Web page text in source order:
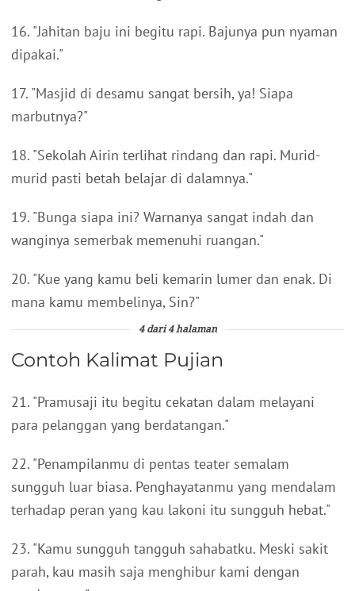
16. "Jahitan baju ini begitu rapi. Bajunya pun nyaman
dipakai."
17. "Masjid di desamu sangat bersih, ya! Siapa
marbutnya?"
18. "Sekolah Airin terlihat rindang dan rapi. Murid-
murid pasti betah belajar di dalamnya."
19. "Bunga siapa ini? Warnanya sangat indah dan
wanginya semerbak memenuhi ruangan."
20. "Kue yang kamu beli kemarin lumer dan enak. Di
mana kamu membelinya, Sin?"
4 dari 4 halaman
Contoh Kalimat Pujian
21. "Pramusaji itu begitu cekatan dalam melayani
para pelanggan yang berdatangan."
22. "Penampilanmu di pentas teater semalam
sungguh luar biasa. Penghayatanmu yang mendalam
terhadap peran yang kau lakoni itu sungguh hebat."
23. "Kamu sungguh tangguh sahabatku. Meski sakit
parah, kau masih saja menghibur kami dengan